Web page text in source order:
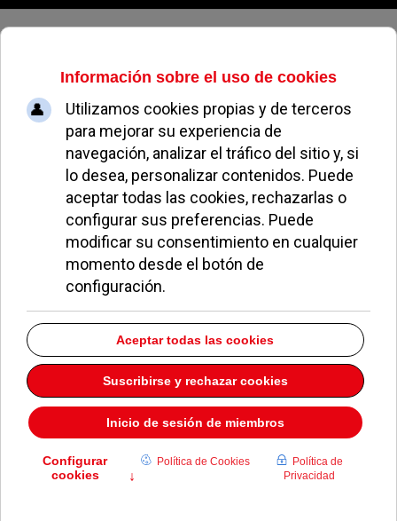
Sábado, 08 de agosto de 2026
El XI Torneo de Baloncesto Veritas
vuelve en junio a Pozuelo
VIRGINIA GARCÍA FÚTBOL POZUELO 21 MAYO 2015
El fin de semana del
, las